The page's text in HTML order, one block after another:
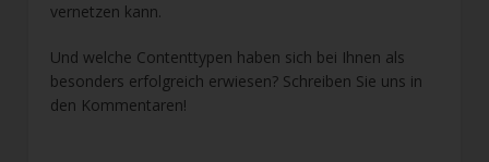
vernetzen kann.
Und welche Contenttypen haben sich bei Ihnen als
besonders erfolgreich erwiesen? Schreiben Sie uns in
den Kommentaren!